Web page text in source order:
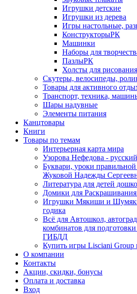
Игрушки детские
Игрушки из дерева
Игры настольные,
КонструкторыРК
Машинки
Наборы для
ПазлыРК
Холсты для
Скутеры, велосипеды,
Товары для активного
Транспорт, техника,
Шары надувные
Элементы питания
Канцтовары
Книги
Товары по темам
Интерьерная карта мира
Узорова Нефедова -
Буквари, уроки
Жуковой Надежды
Литература для детей
Домики для
Игрушки Мякиши и
годика
Всё для Автошкол,
комбинатов для
ГИБДД
Купить игры Lisciani Group
О компании
Контакты
Акции, скидки, бонусы
Оплата и доставка
Вход